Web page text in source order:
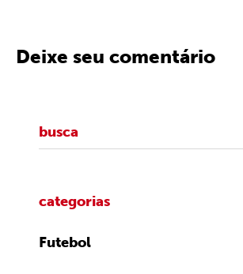
Deixe seu comentário
categorias
Futebol